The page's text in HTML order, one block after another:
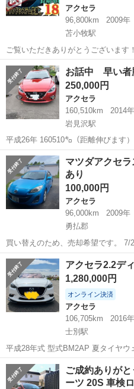
アクセラ
96,800km
2009年
苫小牧駅
ご覧いただきありがとうございます
ーツ！ ≪アピールポイント≫ 車検長期のアクセラスポーツ入荷しまし
た！ 機関系の不具合無し！走行距離も
期！(令和...
北海道 苫小牧市 苫小牧駅
お話中 早い者
250,000円
アクセラ
160,510km
2014年
岩見沢駅
平成26年 160510㌔（距離伸びます
ックカメラ ETC付き 車検令和7年
等ございますが走行は快調です！ かな
テムチェ...
北海道 岩見沢市 岩見沢駅
マツダアクセ
あり
100,000円
アクセラ
96,000km
2009年
勇払郡
買い替えのため、売却希望です。 7/28に厚真町まで引き取りに来てく
ださる方を探しています。 所有者
明はこちらでご用意しますので、手
す。 メーカー マツダ 車種...
北海道 勇払郡
アクセラ2.2デ
1,280,000円
オンライン決済
アクセラ
106,705km
2016年
士別駅
平成28年式 型式BM2AP 夏タイヤ
真で履いてる物になります。 冬タ
フロントスポイラー エンジンスタ
ー ハンド...
北海道 士別市 士別駅 アク
ご成約ありが
ーツ 20S 車検